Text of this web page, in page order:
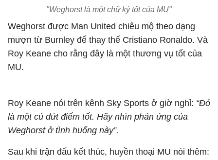
"Weghorst là một chữ ký tốt của MU"
Weghorst được Man United chiêu mộ theo dạng
mượn từ Burnley để thay thế Cristiano Ronaldo. Và
Roy Keane cho rằng đây là một thương vụ tốt của
MU.
Roy Keane nói trên kênh Sky Sports ở giờ nghỉ: “Đó
là một cú dứt điểm tốt. Hãy nhìn phản ứng của
Weghorst ở tình huống này”.
Sau khi trận đấu kết thúc, huyền thoại MU nói thêm: